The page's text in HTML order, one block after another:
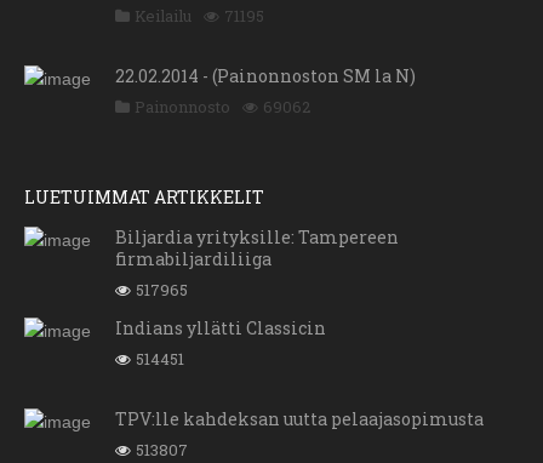
Keilailu 71195
22.02.2014 - (Painonnoston SM la N)
Painonnosto 69062
LUETUIMMAT ARTIKKELIT
Biljardia yrityksille: Tampereen
firmabiljardiliiga
517965
Indians yllätti Classicin
514451
TPV:lle kahdeksan uutta pelaajasopimusta
513807